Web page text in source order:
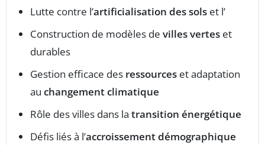
Lutte contre l’artificialisation des sols et l’
Construction de modèles de villes vertes et
durables
Gestion efficace des ressources et adaptation
au changement climatique
Rôle des villes dans la transition énergétique
Défis liés à l’accroissement démographique